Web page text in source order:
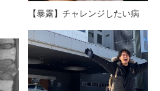
【暴露】チャレンジしたい病